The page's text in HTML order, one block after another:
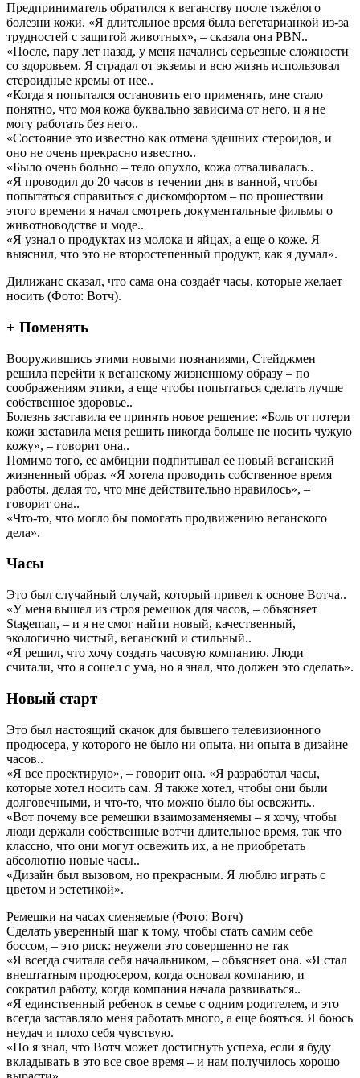
Предприниматель обратился к веганству после тяжёлого
болезни кожи. «Я длительное время была вегетарианкой из-за
трудностей с защитой животных», – сказала она PBN..
«После, пару лет назад, у меня начались серьезные сложности
со здоровьем. Я страдал от экземы и всю жизнь использовал
стероидные кремы от нее..
«Когда я попытался остановить его применять, мне стало
понятно, что моя кожа буквально зависима от него, и я не
могу работать без него..
«Состояние это известно как отмена здешних стероидов, и
оно не очень прекрасно известно..
«Было очень больно – тело опухло, кожа отваливалась..
«Я проводил до 20 часов в течении дня в ванной, чтобы
попытаться справиться с дискомфортом – по прошествии
этого времени я начал смотреть документальные фильмы о
животноводстве и моде..
«Я узнал о продуктах из молока и яйцах, а еще о коже. Я
выяснил, что это не второстепенный продукт, как я думал».
Дилижанс сказал, что сама она создаёт часы, которые желает
носить (Фото: Вотч).
+ Поменять
Вооружившись этими новыми познаниями, Стейджмен
решила перейти к веганскому жизненному образу – по
соображениям этики, а еще чтобы попытаться сделать лучше
собственное здоровье..
Болезнь заставила ее принять новое решение: «Боль от потери
кожи заставила меня решить никогда больше не носить чужую
кожу», – говорит она..
Помимо того, ее амбиции подпитывал ее новый веганский
жизненный образ. «Я хотела проводить собственное время
работы, делая то, что мне действительно нравилось», –
говорит она..
«Что-то, что могло бы помогать продвижению веганского
дела».
Часы
Это был случайный случай, который привел к основе Вотча..
«У меня вышел из строя ремешок для часов, – объясняет
Stageman, – и я не смог найти новый, качественный,
экологично чистый, веганский и стильный..
«Я решил, что хочу создать часовую компанию. Люди
считали, что я сошел с ума, но я знал, что должен это сделать».
Новый старт
Это был настоящий скачок для бывшего телевизионного
продюсера, у которого не было ни опыта, ни опыта в дизайне
часов..
«Я все проектирую», – говорит она. «Я разработал часы,
которые хотел носить сам. Я также хотел, чтобы они были
долговечными, и что-то, что можно было бы освежить..
«Вот почему все ремешки взаимозаменяемы – я хочу, чтобы
люди держали собственные вотчи длительное время, так что
классно, что они могут освежить их, а не приобретать
абсолютно новые часы..
«Дизайн был вызовом, но прекрасным. Я люблю играть с
цветом и эстетикой».
Ремешки на часах сменяемые (Фото: Вотч)
Сделать уверенный шаг к тому, чтобы стать самим себе
боссом, – это риск: неужели это совершенно не так
«Я всегда считала себя начальником, – объясняет она. «Я стал
внештатным продюсером, когда основал компанию, и
сократил работу, когда компания начала развиваться..
«Я единственный ребенок в семье с одним родителем, и это
всегда заставляло меня работать много, а еще бояться. Я боюсь
неудач и плохо себя чувствую.
«Но я знал, что Вотч может достигнуть успеха, если я буду
вкладывать в это все свое время – и нам получилось хорошо